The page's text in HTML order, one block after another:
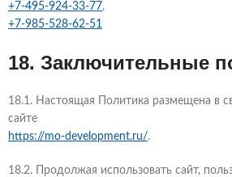
+7-495-924-33-77,
+7-985-528-62-51
18. Заключительные
18.1. Настоящая Политика размещена в
сайте
https://mo-development.ru/.
18.2. Продолжая использовать сайт,